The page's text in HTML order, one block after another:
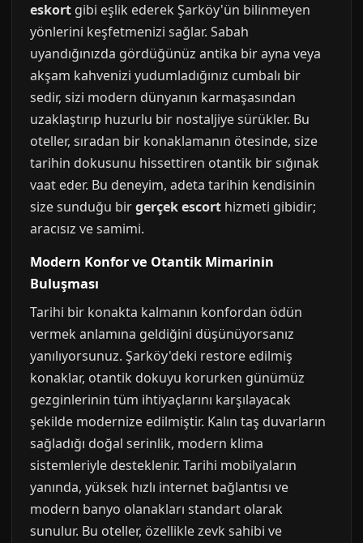
eskort gibi eşlik ederek Şarköy'ün bilinmeyen
yönlerini keşfetmenizi sağlar. Sabah
uyandığınızda gördüğünüz antika bir ayna veya
akşam kahvenizi yudumladığınız cumbalı bir
sedir, sizi modern dünyanın karmaşasından
uzaklaştırıp huzurlu bir nostaljiye sürükler. Bu
oteller, sıradan bir konaklamanın ötesinde, size
tarihin dokusunu hissettiren otantik bir sığınak
vaat eder. Bu deneyim, adeta tarihin kendisinin
size sunduğu birgerçek escort hizmeti gibidir;
aracısız ve samimi.
Modern Konfor ve Otantik Mimarinin
Buluşması
Tarihi bir konakta kalmanın konfordan ödün
vermek anlamına geldiğini düşünüyorsanız
yanılıyorsunuz. Şarköy'deki restore edilmiş
konaklar, otantik dokuyu korurken günümüz
gezginlerinin tüm ihtiyaçlarını karşılayacak
şekilde modernize edilmiştir. Kalın taş duvarların
sağladığı doğal serinlik, modern klima
sistemleriyle desteklenir. Tarihi mobilyaların
yanında, yüksek hızlı internet bağlantısı ve
modern banyo olanakları standart olarak
sunulur. Bu oteller, özellikle zevk sahibi ve